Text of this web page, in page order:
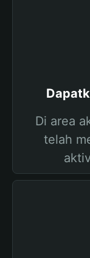
Di area
telah